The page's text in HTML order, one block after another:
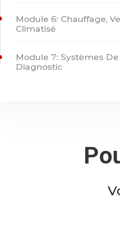
Module 6: Chauffage,
Climatisé
Module 7: Systèmes
Diagnostic